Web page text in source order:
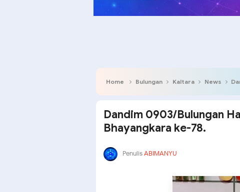
Home Bulungan Kaltara News
Dandim 0903/Bulungan
Bhayangkara ke-78.
PenulisABIMANYU